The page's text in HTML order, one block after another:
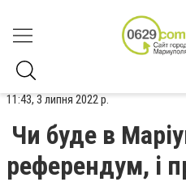
11:43, 3 липня 2022 р.
Чи буде в
референдум, і